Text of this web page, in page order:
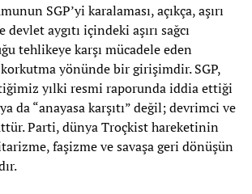
SGP’yi karalaması, açıkça, aşırı
aygıtı içindeki aşırı sağcı
tehlikeye karşı mücadele eden
yönünde bir girişimdir. SGP,
yılki resmi raporunda iddia ettiği
da “anayasa karşıtı” değil; devrimci ve
Parti, dünya Troçkist hareketinin
faşizme ve savaşa geri dönüşün